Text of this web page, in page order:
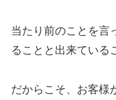
当たり前のことを言
ることと出来ている
だからこそ、お客様